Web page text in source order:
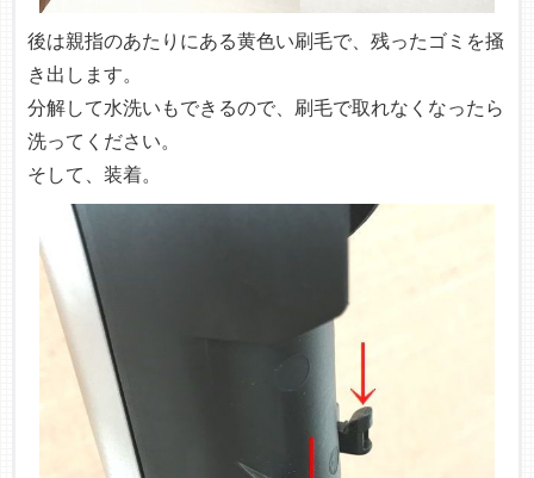
後は親指のあたりにある黄色い刷毛で、残ったゴミを掻
き出します。
分解して水洗いもできるので、刷毛で取れなくなったら
洗ってください。
そして、装着。